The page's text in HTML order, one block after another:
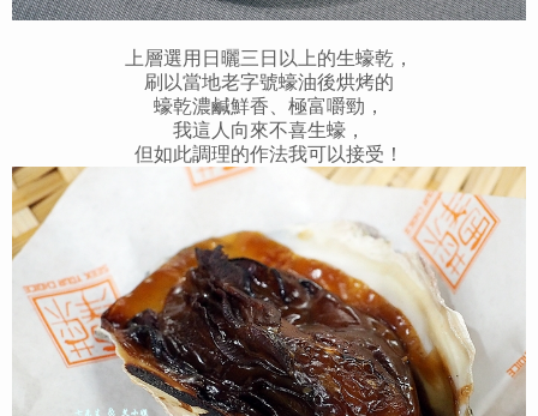
上層選用日曬三日以上的生蠔乾，
刷以當地老字號蠔油後烘烤的
蠔乾濃鹹鮮香、極富嚼勁，
我這人向來不喜生蠔，
但如此調理的作法我可以接受！